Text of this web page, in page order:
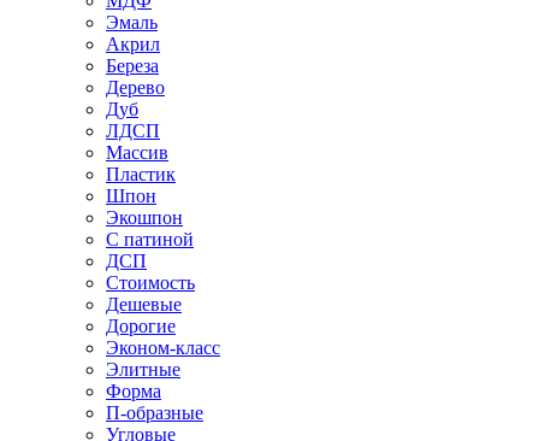
Эмаль
Акрил
Береза
Дерево
Дуб
ЛДСП
Массив
Пластик
Шпон
Экошпон
С патиной
ДСП
Стоимость
Дешевые
Дорогие
Эконом-класс
Элитные
Форма
П-образные
Угловые